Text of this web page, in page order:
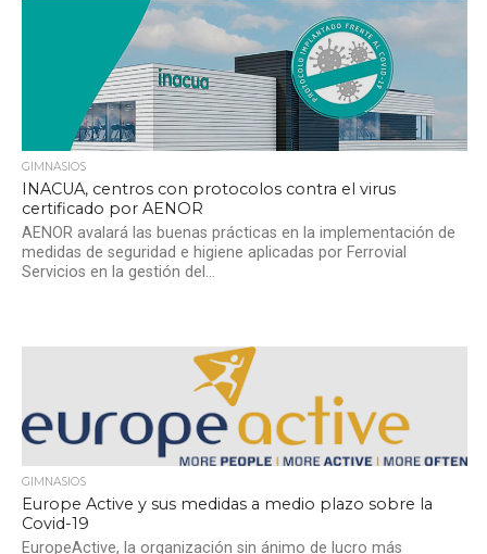
GIMNASIOS
INACUA, centros con protocolos contra el virus
certificado por AENOR
AENOR avalará las buenas prácticas en la implementación de
medidas de seguridad e higiene aplicadas por Ferrovial
Servicios en la gestión del...
GIMNASIOS
Europe Active y sus medidas a medio plazo sobre la
Covid-19
EuropeActive, la organización sin ánimo de lucro más